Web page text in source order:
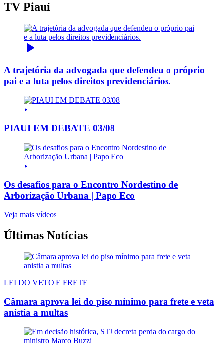
TV Piauí
A trajetória da advogada que defendeu o próprio
pai e a luta pelos direitos previdenciários.
PIAUI EM DEBATE 03/08
Os desafios para o Encontro Nordestino de
Arborização Urbana | Papo Eco
Veja mais vídeos
Últimas Notícias
LEI DO VETO E FRETE
Câmara aprova lei do piso mínimo para frete e veta
anistia a multas